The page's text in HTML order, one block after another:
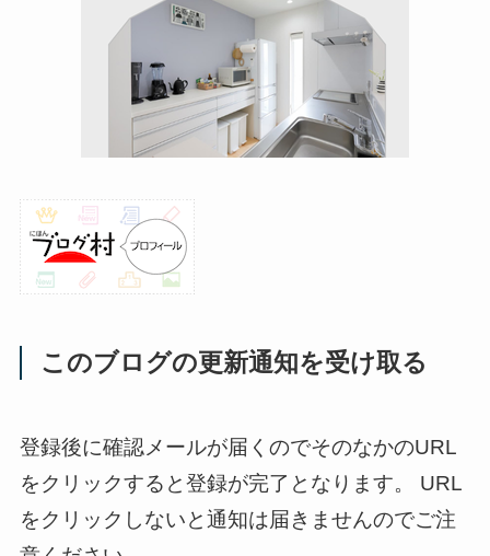
このブログの更新通知を受け取る
登録後に確認メールが届くのでそのなかのURL
をクリックすると登録が完了となります。 URL
をクリックしないと通知は届きませんのでご注